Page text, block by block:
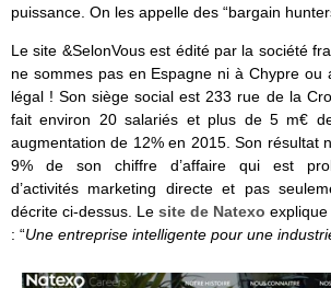
puissance. On les appelle des “bargain
Le site &SelonVous est édité par la société
ne sommes pas en Espagne ni à Chypre ou
légal ! Son siège social est 233 rue de la
fait environ 20 salariés et plus de 5 m€
augmentation de 12% en 2015. Son résultat
9% de son chiffre d’affaire qui est
d’activités marketing directe et pas
décrite ci-dessus. Le site de Natexo explique
: “Une entreprise intelligente pour une